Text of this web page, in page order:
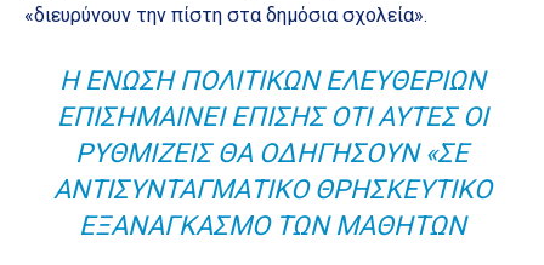
«διευρύνουν την πίστη στα δημόσια σχολεία».
Η ΈΝΩΣΗ ΠΟΛΙΤΙΚΏΝ ΕΛΕΥΘΕΡΙΏΝ
ΕΠΙΣΗΜΑΊΝΕΙ ΕΠΊΣΗΣ ΌΤΙ ΑΥΤΈΣ ΟΙ
ΡΥΘΜΊΖΕΙΣ ΘΑ ΟΔΗΓΉΣΟΥΝ «ΣΕ
ΑΝΤΙΣΥΝΤΑΓΜΑΤΙΚΌ ΘΡΗΣΚΕΥΤΙΚΌ
ΕΞΑΝΑΓΚΑΣΜΌ ΤΩΝ ΜΑΘΗΤΏΝ